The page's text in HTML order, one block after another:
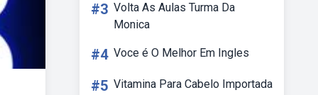
#3 Volta As Aulas Turma Da
Monica
#4 Voce é O Melhor Em Ingles
#5 Vitamina Para Cabelo Importada